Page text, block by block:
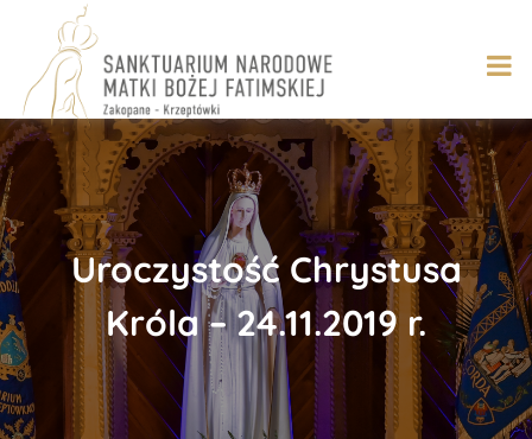
content
Uroczystość Chrystusa
Króla – 24.11.2019 r.